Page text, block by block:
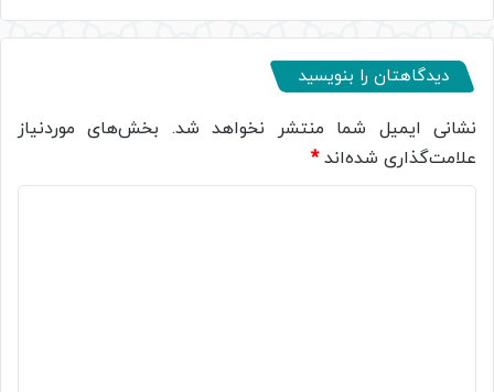
دیدگاهتان را بنویسید
نشانی ایمیل شما منتشر نخواهد شد. بخش‌های موردنیاز
علامت‌گذاری شده‌اند*